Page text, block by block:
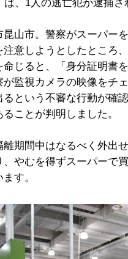
、1人の逃亡犯が逮捕さ
昆山市。警察がスーパー
意しようとしたところ
じると、「身分証明書
監視カメラの映像をチ
という不審な行動が確
ことが判明しました。
期間中はなるべく外出
やむを得ずスーパーで
す。